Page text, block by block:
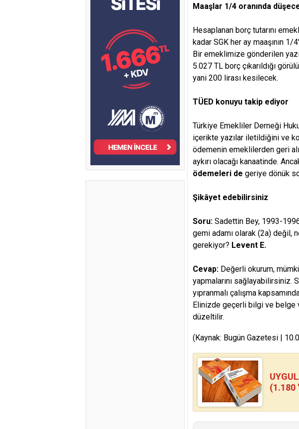
Maaşlar 1/4 oranında
Hesaplanan borç tutarını
kadar SGK her ay maaşının 1/
Bir emeklimize gönderilen
5.027 TL borç çıkarıldığı
yani 200 lirası kesilecek.
TÜED konuyu takip ediyor
Türkiye Emekliler Derneği
içerikte yazılar iletildiğini ve
ödemenin emeklilerden geri
aykırı olacağı kanaatinde.
ödemeleri de geriye dönük
Şikâyet edebilirsiniz
Soru: Sadettin Bey, 1993-
gemi adamı olarak (2a) değil,
gerekiyor? Levent E.
Cevap: Değerli okurum,
yapmalarını sağlayabilirsiniz.
yıpranmalı çalışma
Elinizde geçerli bilgi ve belge
düzeltilir.
(Kaynak: Bugün Gazetesi |
(1.180